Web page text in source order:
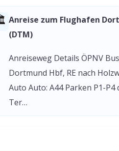
Anreise zum Flughafen
(DTM)
Anreiseweg Details ÖPNV
Dortmund Hbf, RE nach
Auto Auto: A44 Parken P1-P4
Ter…